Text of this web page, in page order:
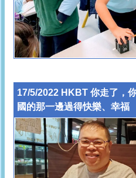
17/5/2022 HKBT 你走了，
國的那一邊過得快樂、幸福